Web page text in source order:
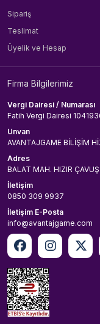
Sipariş
Teslimat
Üyelik ve Hesap
Firma Bilgilerimiz
Vergi Dairesi / Numarası
Fatih Vergi Dairesi
Unvan
AVANTAJGAME BİLİŞİM
Adres
BALAT MAH. HIZIR
İletişim
0850 309 9937
İletişim E-Posta
info@avantajgame.com